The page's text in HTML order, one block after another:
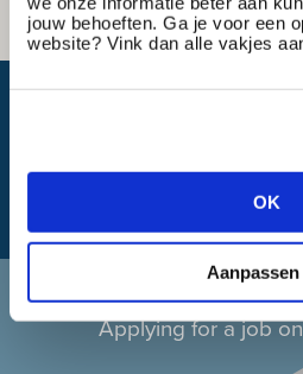
jouw behoeften. Ga je voor een
website? Vink dan alle vakjes
OK
Aanpassen
What is my travel time?
Applying at
Applying for a job